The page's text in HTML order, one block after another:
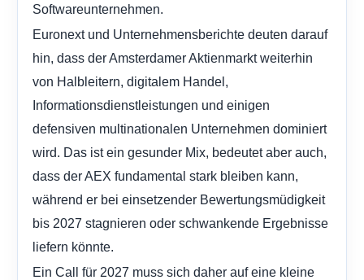
Softwareunternehmen.
Euronext und Unternehmensberichte deuten darauf
hin, dass der Amsterdamer Aktienmarkt weiterhin
von Halbleitern, digitalem Handel,
Informationsdienstleistungen und einigen
defensiven multinationalen Unternehmen dominiert
wird. Das ist ein gesunder Mix, bedeutet aber auch,
dass der AEX fundamental stark bleiben kann,
während er bei einsetzender Bewertungsmüdigkeit
bis 2027 stagnieren oder schwankende Ergebnisse
liefern könnte.
Ein Call für 2027 muss sich daher auf eine kleine